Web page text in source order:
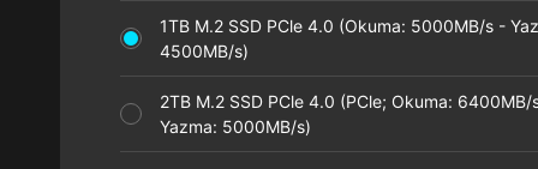
1TB M.2 SSD PCle 4.0 (Okuma: 5000MB/s -
4500MB/s)
2TB M.2 SSD PCle 4.0 (PCle; Okuma: 6400MB/
Yazma: 5000MB/s)